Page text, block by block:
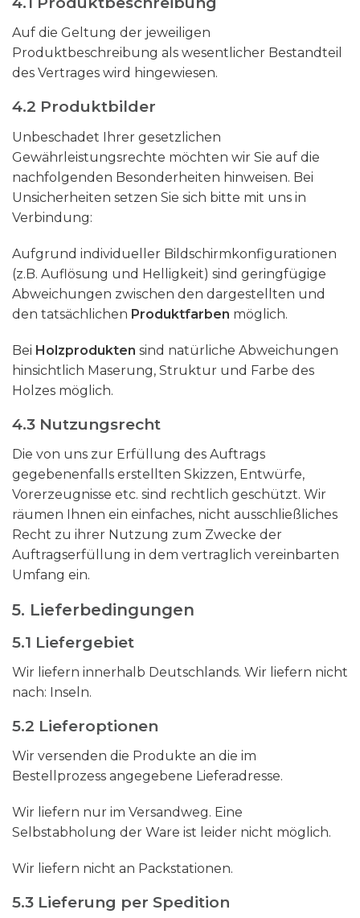
Auf die Geltung der jeweiligen
Produktbeschreibung als wesentlicher Bestandteil
des Vertrages wird hingewiesen.
4.2 Produktbilder
Unbeschadet Ihrer gesetzlichen
Gewährleistungsrechte möchten wir Sie auf die
nachfolgenden Besonderheiten hinweisen. Bei
Unsicherheiten setzen Sie sich bitte mit uns in
Verbindung:
Aufgrund individueller Bildschirmkonfigurationen
(z.B. Auflösung und Helligkeit) sind geringfügige
Abweichungen zwischen den dargestellten und
den tatsächlichen Produktfarben möglich.
Bei Holzprodukten sind natürliche Abweichungen
hinsichtlich Maserung, Struktur und Farbe des
Holzes möglich.
4.3 Nutzungsrecht
Die von uns zur Erfüllung des Auftrags
gegebenenfalls erstellten Skizzen, Entwürfe,
Vorerzeugnisse etc. sind rechtlich geschützt. Wir
räumen Ihnen ein einfaches, nicht ausschließliches
Recht zu ihrer Nutzung zum Zwecke der
Auftragserfüllung in dem vertraglich vereinbarten
Umfang ein.
5. Lieferbedingungen
5.1 Liefergebiet
Wir liefern innerhalb Deutschlands. Wir liefern nicht
nach: Inseln.
5.2 Lieferoptionen
Wir versenden die Produkte an die im
Bestellprozess angegebene Lieferadresse.
Wir liefern nur im Versandweg. Eine
Selbstabholung der Ware ist leider nicht möglich.
Wir liefern nicht an Packstationen.
5.3 Lieferung per Spedition